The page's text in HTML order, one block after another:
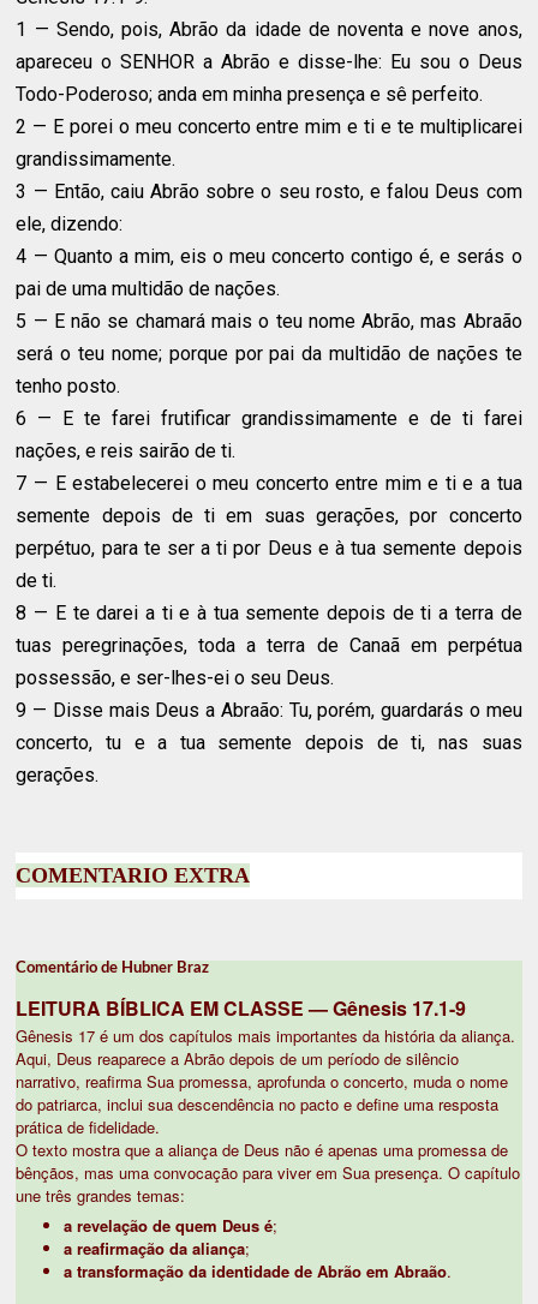
1 — Sendo, pois, Abrão da idade de noventa e nove anos,
apareceu o SENHOR a Abrão e disse-lhe: Eu sou o Deus
Todo-Poderoso; anda em minha presença e sê perfeito.
2 — E porei o meu concerto entre mim e ti e te multiplicarei
grandissimamente.
3 — Então, caiu Abrão sobre o seu rosto, e falou Deus com
ele, dizendo:
4 — Quanto a mim, eis o meu concerto contigo é, e serás o
pai de uma multidão de nações.
5 — E não se chamará mais o teu nome Abrão, mas Abraão
será o teu nome; porque por pai da multidão de nações te
tenho posto.
6 — E te farei frutificar grandissimamente e de ti farei
nações, e reis sairão de ti.
7 — E estabelecerei o meu concerto entre mim e ti e a tua
semente depois de ti em suas gerações, por concerto
perpétuo, para te ser a ti por Deus e à tua semente depois
de ti.
8 — E te darei a ti e à tua semente depois de ti a terra de
tuas peregrinações, toda a terra de Canaã em perpétua
possessão, e ser-lhes-ei o seu Deus.
9 — Disse mais Deus a Abraão: Tu, porém, guardarás o meu
concerto, tu e a tua semente depois de ti, nas suas
gerações.
COMENTARIO EXTRA
Comentário de Hubner Braz
LEITURA BÍBLICA EM CLASSE — Gênesis 17.1-9
Gênesis 17 é um dos capítulos mais importantes da história da aliança.
Aqui, Deus reaparece a Abrão depois de um período de silêncio
narrativo, reafirma Sua promessa, aprofunda o concerto, muda o nome
do patriarca, inclui sua descendência no pacto e define uma resposta
prática de fidelidade.
O texto mostra que a aliança de Deus não é apenas uma promessa de
bênçãos, mas uma convocação para viver em Sua presença. O capítulo
une três grandes temas:
a revelação de quem Deus é;
a reafirmação da aliança;
a transformação da identidade de Abrão em Abraão.